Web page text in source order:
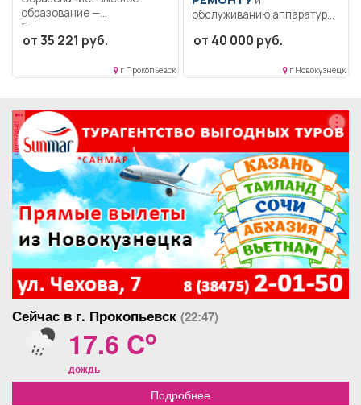
образование —
бакалавриат..
Формирование
от 35 221 руб.
г Прокопьевск
обслуживанию аппаратуры
Образование: Среднее
от 40 000 руб.
г Новокузнецк
реклама
Сейчас в г. Прокопьевск (22:47)
17.6 Co
дождь
Подробнее